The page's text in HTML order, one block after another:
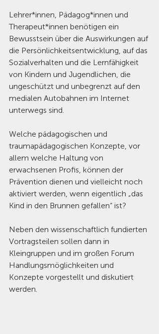
Lehrer*innen, Pädagog*innen und
Therapeut*innen benötigen ein
Bewusstsein über die Auswirkungen auf
die Persönlichkeitsentwicklung, auf das
Sozialverhalten und die Lernfähigkeit
von Kindern und Jugendlichen, die
ungeschützt und unbegrenzt auf den
medialen Autobahnen im Internet
unterwegs sind.
Welche pädagogischen und
traumapädagogischen Konzepte, vor
allem welche Haltung von
erwachsenen Profis, können der
Prävention dienen und vielleicht noch
aktiviert werden, wenn eigentlich „das
Kind in den Brunnen gefallen“ ist?
Neben den wissenschaftlich fundierten
Vortragsteilen sollen dann in
Kleingruppen und im großen Forum
Handlungsmöglichkeiten und
Konzepte vorgestellt und diskutiert
werden.